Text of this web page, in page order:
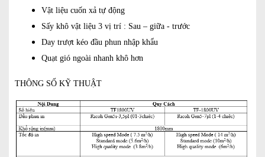
Vật liệu cuốn xả tự động
Sấy khô vật liệu 3 vị trí : Sau – giữa - trước
Day trượt kéo đầu phun nhập khẩu
Quạt gió ngoài nhanh khô hơn
THÔNG SỐ KỸ THUẬT